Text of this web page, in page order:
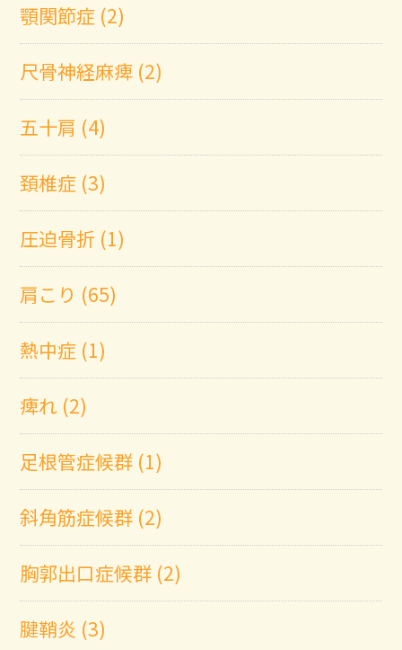
顎関節症 (2)
尺骨神経麻痺 (2)
五十肩 (4)
頚椎症 (3)
圧迫骨折 (1)
肩こり (65)
熱中症 (1)
痺れ (2)
足根管症候群 (1)
斜角筋症候群 (2)
胸郭出口症候群 (2)
腱鞘炎 (3)